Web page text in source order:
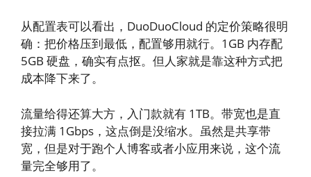
从配置表可以看出，DuoDuoCloud 的定价策略很明
确：把价格压到最低，配置够用就行。1GB 内存配
5GB 硬盘，确实有点抠。但人家就是靠这种方式把
成本降下来了。
流量给得还算大方，入门款就有 1TB。带宽也是直
接拉满 1Gbps，这点倒是没缩水。虽然是共享带
宽，但是对于跑个人博客或者小应用来说，这个流
量完全够用了。